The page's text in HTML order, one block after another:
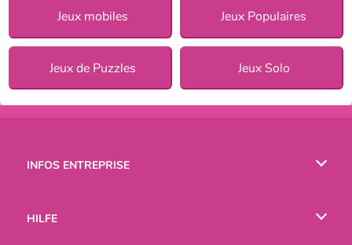
Jeux mobiles Jeux Populaires
Jeux de Puzzles Jeux Solo
INFOS ENTREPRISE
HILFE